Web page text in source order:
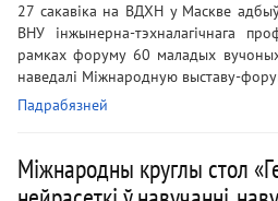
27 сакавіка на ВДХН у Маскве
ВНУ інжынерна-тэхналагічнага
рамках форуму 60 маладых вучоных
наведалі Міжнародную выставу-
Падрабязней
Міжнародны круглы стол